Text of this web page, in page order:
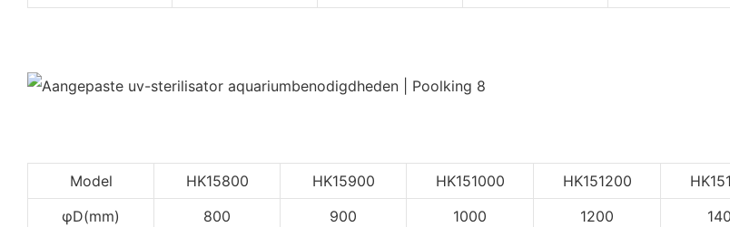
Model HK15800 HK15900 HK151000 HK151200
φD(mm)
800 900 1000 1200